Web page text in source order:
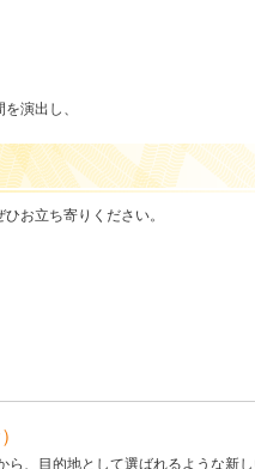
演出し、
お立ち寄りください。
ら、目的地として選ばれるような新